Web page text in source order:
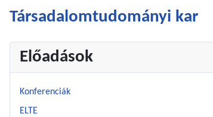
Előadások
Konferenciák
ELTE
Társadalomtudományi kar